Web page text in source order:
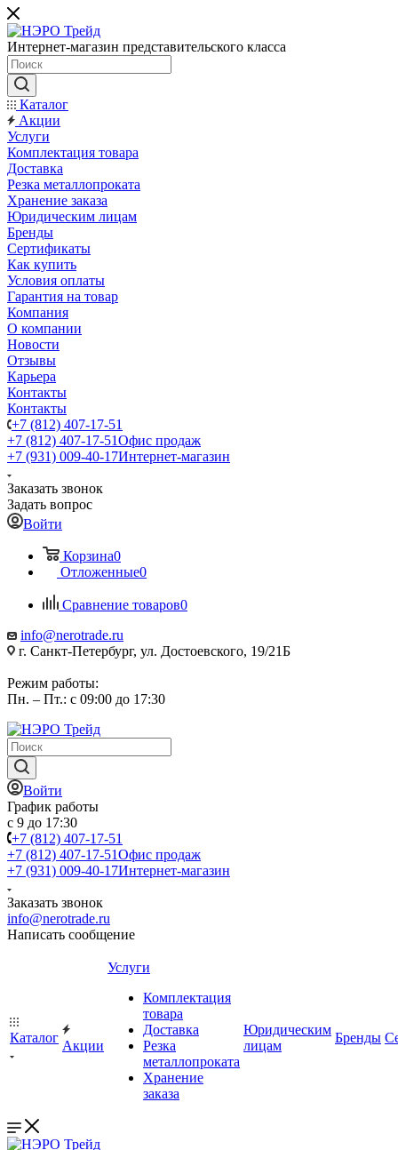
Интернет-магазин представительского класса
Каталог
Акции
Услуги
Комплектация товара
Доставка
Резка металлопроката
Хранение заказа
Юридическим лицам
Бренды
Сертификаты
Как купить
Условия оплаты
Гарантия на товар
Компания
О компании
Новости
Отзывы
Карьера
Контакты
Контакты
+7 (812) 407-17-51
+7 (812) 407-17-51Офис продаж
+7 (931) 009-40-17Интернет-магазин
Заказать звонок
Задать вопрос
Войти
Корзина0
Отложенные0
Сравнение товаров0
info@nerotrade.ru
г. Санкт-Петербург, ул. Достоевского, 19/21Б
Режим работы:
Пн. – Пт.: с 09:00 до 17:30
Войти
График работы
с 9 до 17:30
+7 (812) 407-17-51
+7 (812) 407-17-51Офис продаж
+7 (931) 009-40-17Интернет-магазин
Заказать звонок
info@nerotrade.ru
Написать сообщение
Каталог
Акции
Услуги
Комплектация
товара
Доставка
Резка
металлопроката
Хранение
заказа
Юридическим
лицам
Бренды